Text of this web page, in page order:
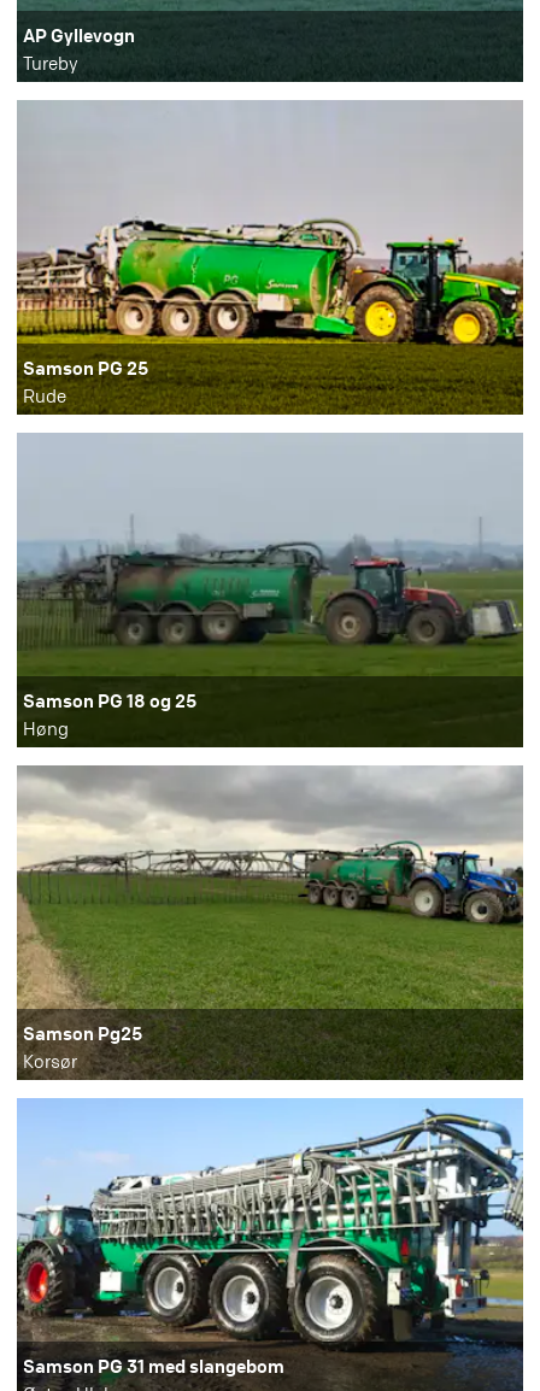
AP Gyllevogn
Tureby
Samson PG 25
Rude
Samson PG 18 og 25
Høng
Samson Pg25
Korsør
Samson PG 31 med slangebom